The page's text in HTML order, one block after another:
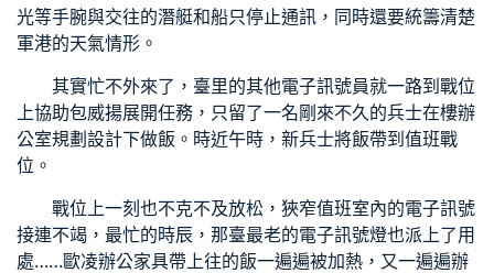
光等手腕與交往的潛艇和船只停止通訊，同時還要統籌清楚
軍港的天氣情形。
其實忙不外來了，臺里的其他電子訊號員就一路到戰位
上協助包威揚展開任務，只留了一名剛來不久的兵士在樓辦
公室規劃設計下做飯。時近午時，新兵士將飯帶到值班戰
位。
戰位上一刻也不克不及放松，狹窄值班室內的電子訊號
接連不竭，最忙的時辰，那臺最老的電子訊號燈也派上了用
處……歐凌辦公家具帶上往的飯一遍遍被加熱，又一遍遍辦